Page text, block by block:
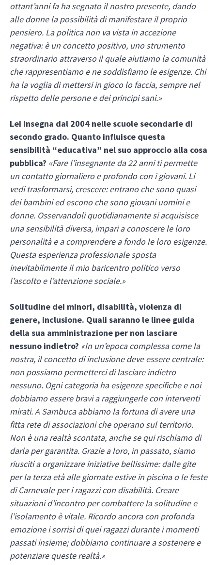
ottant’anni fa ha segnato il nostro presente, dando
alle donne la possibilità di manifestare il proprio
pensiero. La politica non va vista in accezione
negativa: è un concetto positivo, uno strumento
straordinario attraverso il quale aiutiamo la comunità
che rappresentiamo e ne soddisfiamo le esigenze. Chi
ha la voglia di mettersi in gioco lo faccia, sempre nel
rispetto delle persone e dei principi sani.»
Lei insegna dal 2004 nelle scuole secondarie di
secondo grado. Quanto influisce questa
sensibilità “educativa” nel suo approccio alla cosa
pubblica? «Fare l’insegnante da 22 anni ti permette
un contatto giornaliero e profondo con i giovani. Li
vedi trasformarsi, crescere: entrano che sono quasi
dei bambini ed escono che sono giovani uomini e
donne. Osservandoli quotidianamente si acquisisce
una sensibilità diversa, impari a conoscere le loro
personalità e a comprendere a fondo le loro esigenze.
Questa esperienza professionale sposta
inevitabilmente il mio baricentro politico verso
l’ascolto e l’attenzione sociale.»
Solitudine dei minori, disabilità, violenza di
genere, inclusione. Quali saranno le linee guida
della sua amministrazione per non lasciare
nessuno indietro? «In un’epoca complessa come la
nostra, il concetto di inclusione deve essere centrale:
non possiamo permetterci di lasciare indietro
nessuno. Ogni categoria ha esigenze specifiche e noi
dobbiamo essere bravi a raggiungerle con interventi
mirati. A Sambuca abbiamo la fortuna di avere una
fitta rete di associazioni che operano sul territorio.
Non è una realtà scontata, anche se qui rischiamo di
darla per garantita. Grazie a loro, in passato, siamo
riusciti a organizzare iniziative bellissime: dalle gite
per la terza età alle giornate estive in piscina o le feste
di Carnevale per i ragazzi con disabilità. Creare
situazioni d’incontro per combattere la solitudine e
l’isolamento è vitale. Ricordo ancora con profonda
emozione i sorrisi di quei ragazzi durante i momenti
passati insieme; dobbiamo continuare a sostenere e
potenziare queste realtà.»